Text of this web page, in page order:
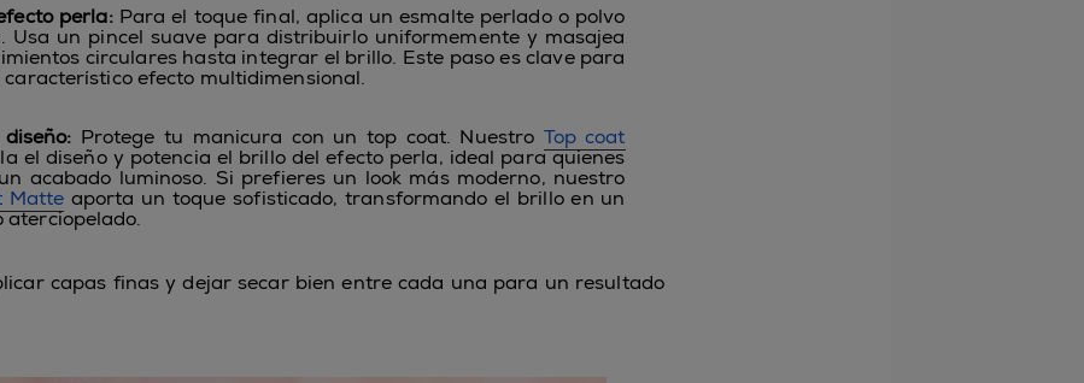
perla:Para el toque final, aplica un esmalte perlado o polvo
Usa un pincel suave para distribuirlo uniformemente y masajea
circulares hasta integrar el brillo. Este paso es clave para
efecto multidimensional.
Protege tu manicura con un top coat. Nuestro Top coat
el diseño y potencia el brillo del efecto perla, ideal para quienes
acabado luminoso. Si prefieres un look más moderno, nuestro
Matte aporta un toque sofisticado, transformando el brillo en un
aterciopelado.
capas finas y dejar secar bien entre cada una para un resultado